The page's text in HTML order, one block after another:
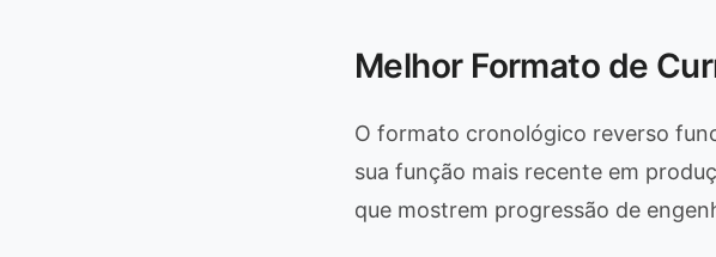
Melhor Formato de
O formato cronológico reverso
sua função mais recente em
que mostrem progressão de